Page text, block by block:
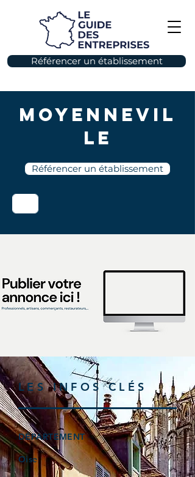
Référencer un établissement
Moyennevil
le
Référencer un établissement
LES INFOS CLÉS
DÉPARTEMENT
Oise